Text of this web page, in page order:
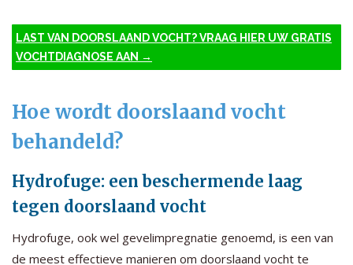
LAST VAN DOORSLAAND VOCHT? VRAAG HIER UW GRATIS
VOCHTDIAGNOSE AAN →
Hoe wordt doorslaand vocht
behandeld?
Hydrofuge: een beschermende laag
tegen doorslaand vocht
Hydrofuge, ook wel gevelimpregnatie genoemd, is een van
de meest effectieve manieren om doorslaand vocht te